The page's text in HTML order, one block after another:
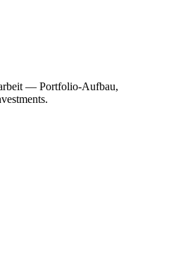
— Portfolio-Aufbau,